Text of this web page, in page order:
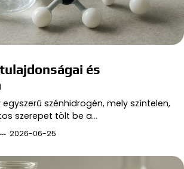
és
szénhidrogén, mely színtelen,
szerepet tölt be a…
2026-06-25